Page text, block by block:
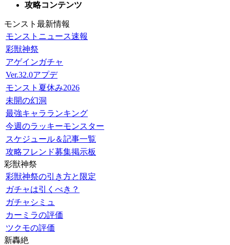
攻略コンテンツ
モンスト最新情報
モンストニュース速報
彩獣神祭
アゲインガチャ
Ver.32.0アプデ
モンスト夏休み2026
未開の幻洞
最強キャラランキング
今週のラッキーモンスター
スケジュール＆記事一覧
攻略フレンド募集掲示板
彩獣神祭
彩獣神祭の引き方と限定
ガチャは引くべき？
ガチャシミュ
カーミラの評価
ツクモの評価
新轟絶